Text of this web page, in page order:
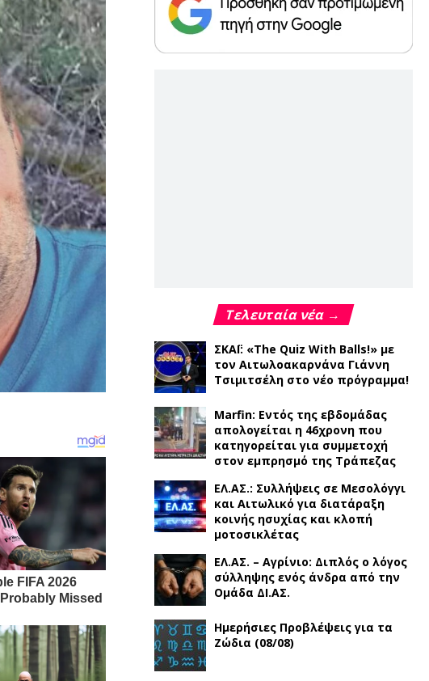
Τελευταία νέα →
ΣΚΑΪ: «The Quiz With Balls!» με
τον Αιτωλοακαρνάνα Γιάννη
Τσιμιτσέλη στο νέο πρόγραμμα!
Marfin: Εντός της εβδομάδας
απολογείται η 46χρονη που
κατηγορείται για συμμετοχή
στον εμπρησμό της Τράπεζας
ΕΛ.ΑΣ.: Συλλήψεις σε Μεσολόγγι
και Αιτωλικό για διατάραξη
κοινής ησυχίας και κλοπή
μοτοσικλέτας
ΕΛ.ΑΣ. – Αγρίνιο: Διπλός ο λόγος
σύλληψης ενός άνδρα από την
Ομάδα ΔΙ.ΑΣ.
Ημερήσιες Προβλέψεις για τα
Ζώδια (08/08)